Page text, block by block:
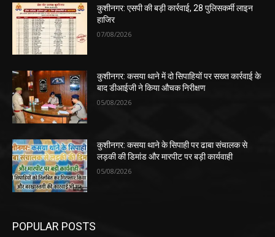
कुशीनगर: एसपी की बड़ी कार्रवाई, 28 पुलिसकर्मी लाइन
हाजिर
07/08/2026
कुशीनगर: कसया थाने में दो सिपाहियों पर सख्त कार्रवाई के
बाद डीआईजी ने किया औचक निरीक्षण
05/08/2026
कुशीनगर: कसया थाने के सिपाही पर ढाबा संचालक से
लड़की की डिमांड और मारपीट पर बड़ी कार्यवाही
05/08/2026
POPULAR POSTS